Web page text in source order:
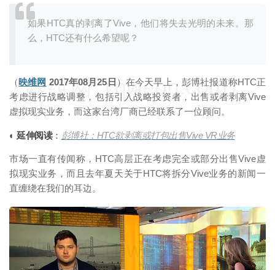
如果HTC真的剥离了Vive，他们将失去光明的未来。那
么，HTC还有什么希望呢？
（映维网 2017年08月25日 ）在今天早上，彭博社报道称HTC正
考虑进行战略调整，包括引入战略投资者，出售或者剥离Vive
虚拟现实业务，而这家台湾厂商已经联系了一位顾问。
◐ 延伸阅读： 彭博社：HTC欲剥离或打包出售Vive VR业务
市场一直有传闻称，HTC高层正在考虑完全或部分出售Vive虚
拟现实业务，而且去年夏天关于HTC将拆分Vive业务的新闻一
直缠绕在我们的耳边。
映维网（nweon.com）
映维网（nweon.com）